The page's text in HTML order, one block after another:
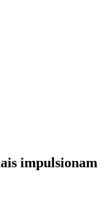
impulsionam